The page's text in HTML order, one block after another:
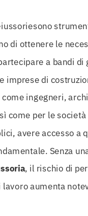
di ottenere le
a bandi di
imprese di
ingegneri,
come per le
avere accesso a
Senza
, il rischio di
aumenta